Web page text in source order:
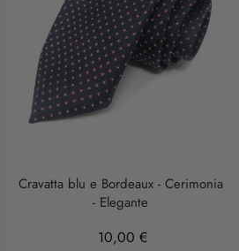
Cravatta blu e Bordeaux - Cerimonia
- Elegante
10,00 €